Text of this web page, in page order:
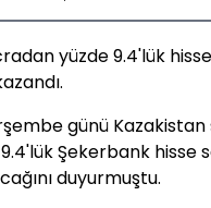
yüzde 9.4'lük
günü
Şekerbank hisse
duyurmuştu.